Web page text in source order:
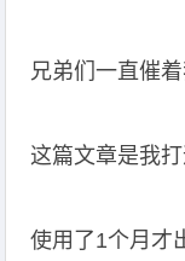
兄弟们一直催
这篇文章是我
使用了1个月才